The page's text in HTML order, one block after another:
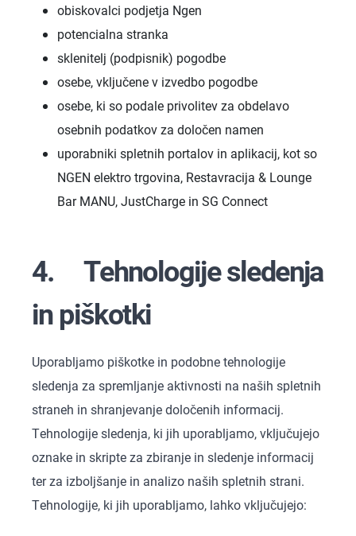
obiskovalci podjetja Ngen
potencialna stranka
sklenitelj (podpisnik) pogodbe
osebe, vključene v izvedbo pogodbe
osebe, ki so podale privolitev za obdelavo
osebnih podatkov za določen namen
uporabniki spletnih portalov in aplikacij, kot so
NGEN elektro trgovina, Restavracija & Lounge
Bar MANU, JustCharge in SG Connect
4. Tehnologije sledenja
in piškotki
Uporabljamo piškotke in podobne tehnologije
sledenja za spremljanje aktivnosti na naših spletnih
straneh in shranjevanje določenih informacij.
Tehnologije sledenja, ki jih uporabljamo, vključujejo
oznake in skripte za zbiranje in sledenje informacij
ter za izboljšanje in analizo naših spletnih strani.
Tehnologije, ki jih uporabljamo, lahko vključujejo: